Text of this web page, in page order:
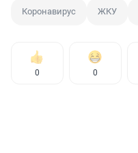
Коронавирус ЖКУ
0 0